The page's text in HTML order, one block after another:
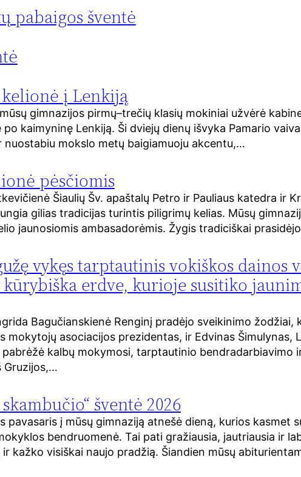
pabaigos šventė
į Lenkiją
gimnazijos pirmų–trečių klasių mokiniai užvėrė
kaimyninę Lenkiją. Ši dviejų dienų išvyka Pamario
mokslo metų baigiamuoju akcentu,…
pėsčiomis
Šiaulių Šv. apaštalų Petro ir Pauliaus katedra ir
gilias tradicijas turintis piligrimų kelias. Mūsų
jaunosiomis ambasadorėmis. Žygis tradiciškai
vykęs tarptautinis vokiškos dainos
erdve, kurioje susitiko
Bagučianskienė Renginį pradėjo sveikinimo žodžiai,
mokytojų asociacijos prezidentas, ir Edvinas Šimulynas,
kalbų mokymosi, tarptautinio bendradarbiavimo
Gruzijos,…
šventė 2026
pavasaris į mūsų gimnaziją atnešė dieną, kurios kasmet
bendruomenė. Tai pati gražiausia, jautriausia ir
kažko visiškai naujo pradžią. Šiandien mūsų